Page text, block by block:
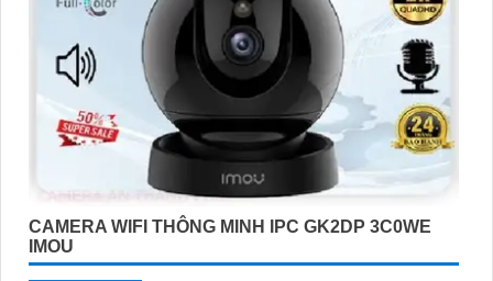
CAMERA WIFI THÔNG MINH IPC GK2DP 3C0WE
IMOU